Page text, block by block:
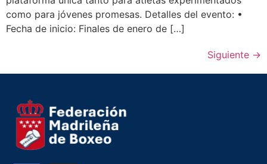
como para jóvenes promesas. Detalles del evento: •
Fecha de inicio: Finales de enero de […]
Siguiente →